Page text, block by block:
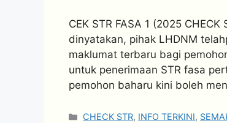
CEK STR FASA 1 (2025
dinyatakan, pihak LHDNM
maklumat terbaru bagi
untuk penerimaan STR fasa
pemohon baharu kini boleh
Categories
CHECK STR, INFO TERKINI,